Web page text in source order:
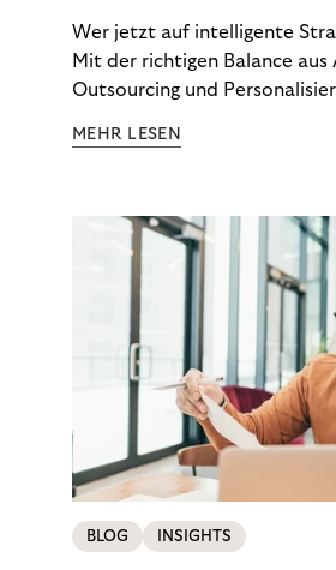
Wer jetzt auf intelligente
Mit der richtigen Balance
Outsourcing und
Ergebnisse sichern. Riverty
MEHR LESEN
BLOG INSIGHTS